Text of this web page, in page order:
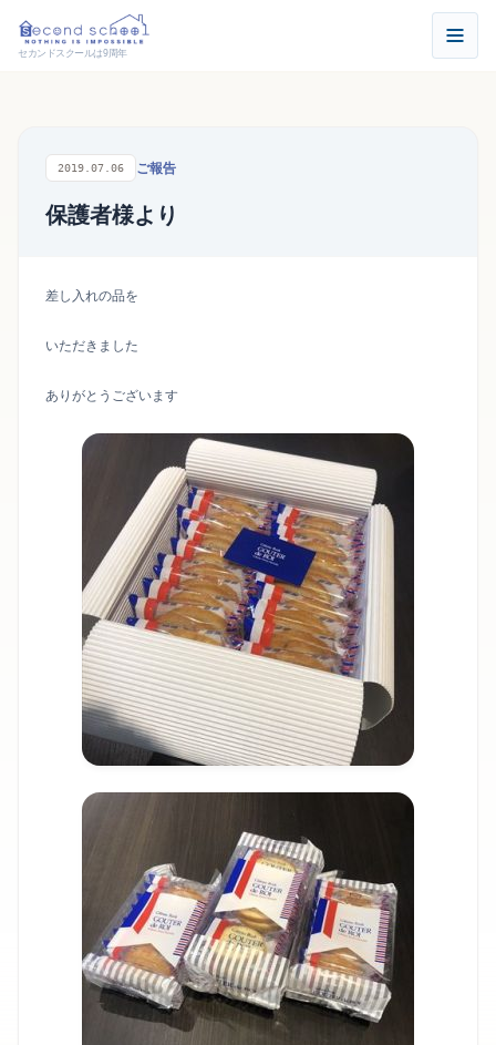
セカンドスクールは9周年
2019.07.06 ご報告
保護者様より
差し入れの品を
いただきました
ありがとうございます